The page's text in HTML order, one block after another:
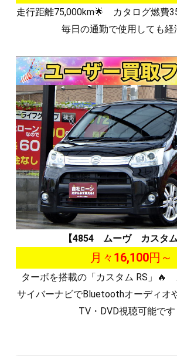
走行距離75,000km🌟 カタログ燃費
毎日の通勤で使用しても経
【4854 ムーヴ カスタム
月々 16,100円～
ターボを搭載の「カスタム RS」🔥
サイバーナビでBluetoothオーディオ
TV・DVD視聴可能です